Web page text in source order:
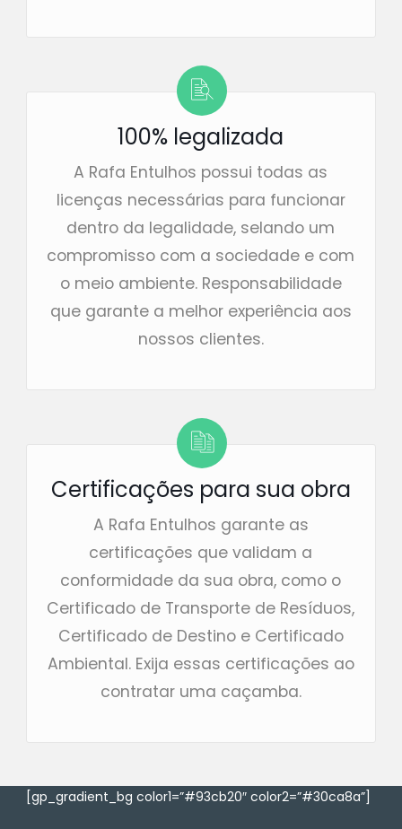
100% legalizada
A Rafa Entulhos possui todas as
licenças necessárias para funcionar
dentro da legalidade, selando um
compromisso com a sociedade e com
o meio ambiente. Responsabilidade
que garante a melhor experiência aos
nossos clientes.
Certificações para sua obra
A Rafa Entulhos garante as
certificações que validam a
conformidade da sua obra, como o
Certificado de Transporte de Resíduos,
Certificado de Destino e Certificado
Ambiental. Exija essas certificações ao
contratar uma caçamba.
[gp_gradient_bg color1=”#93cb20″ color2=”#30ca8a”]